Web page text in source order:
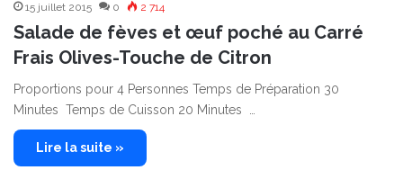
15 juillet 2015 0 2 714
Salade de fèves et œuf poché au Carré
Frais Olives-Touche de Citron
Proportions pour 4 Personnes Temps de Préparation 30
Minutes Temps de Cuisson 20 Minutes …
Lire la suite »